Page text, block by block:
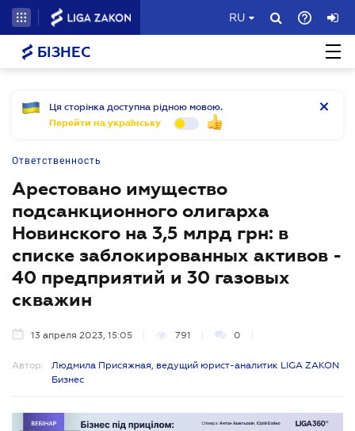
RU
БІЗНЕС
Ця сторінка доступна рідною мовою.
Перейти на українську
Ответственность
Арестовано имущество
подсанкционного олигарха
Новинского на 3,5 млрд грн: в
списке заблокированных активов -
40 предприятий и 30 газовых
скважин
13 апреля 2023, 15:05 791 0
Автор:
Людмила Присяжная, ведущий юрист-аналитик LIGA ZAKON
Бизнес